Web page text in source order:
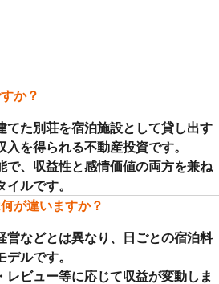
か？
てた別荘を宿泊施設として貸し出す
入を得られる不動産投資です。
で、収益性と感情価値の両方を兼ね
ルです。
が違いますか？
営などとは異なり、日ごとの宿泊料
ルです。
レビュー等に応じて収益が変動しま